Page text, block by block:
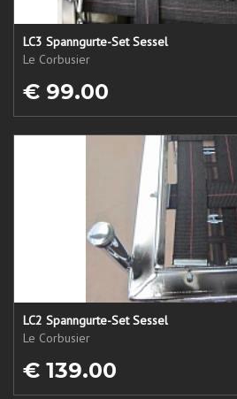
LC3 Spanngurte-Set Sessel
Le Corbusier
€ 99.00
LC2 Spanngurte-Set Sessel
Le Corbusier
€ 139.00